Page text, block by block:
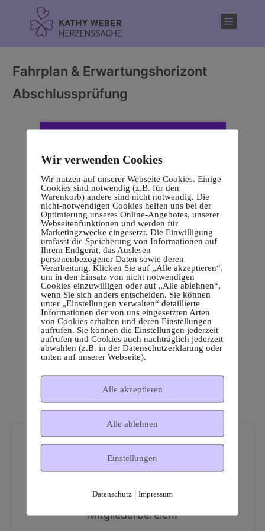
Fahrplan & Erwartungshorizont
Abschlussprüfung
Dies ist ein geschützter
Mitgliederbereich!
Wir verwenden Cookies
Wir nutzen auf unserer Webseite Cookies. Einige
Cookies sind notwendig (z.B. für den
Warenkorb) andere sind nicht notwendig. Die
nicht-notwendigen Cookies helfen uns bei der
Optimierung unseres Online-Angebotes, unserer
Webseitenfunktionen und werden für
Marketingzwecke eingesetzt. Die Einwilligung
umfasst die Speicherung von Informationen auf
Ihrem Endgerät, das Auslesen
personenbezogener Daten sowie deren
Verarbeitung. Klicken Sie auf „Alle akzeptieren“,
um in den Einsatz von nicht notwendigen
Cookies einzuwilligen oder auf „Alle ablehnen“,
wenn Sie sich anders entscheiden. Sie können
unter „Einstellungen verwalten“ detaillierte
Informationen der von uns eingesetzten Arten
von Cookies erhalten und deren Einstellungen
aufrufen. Sie können die Einstellungen jederzeit
aufrufen und Cookies auch nachträglich jederzeit
abwählen (z.B. in der Datenschutzerklärung oder
unten auf unserer Webseite).
Alle akzeptieren
Alle ablehnen
Einstellungen
Datenschutz| Impressum